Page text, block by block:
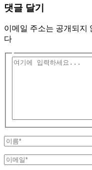
댓글 달기
이메일 주소는 공개되지
다
여
요...
이
*이